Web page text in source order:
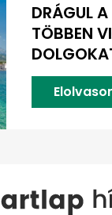
DRÁGUL
TÖBBEN